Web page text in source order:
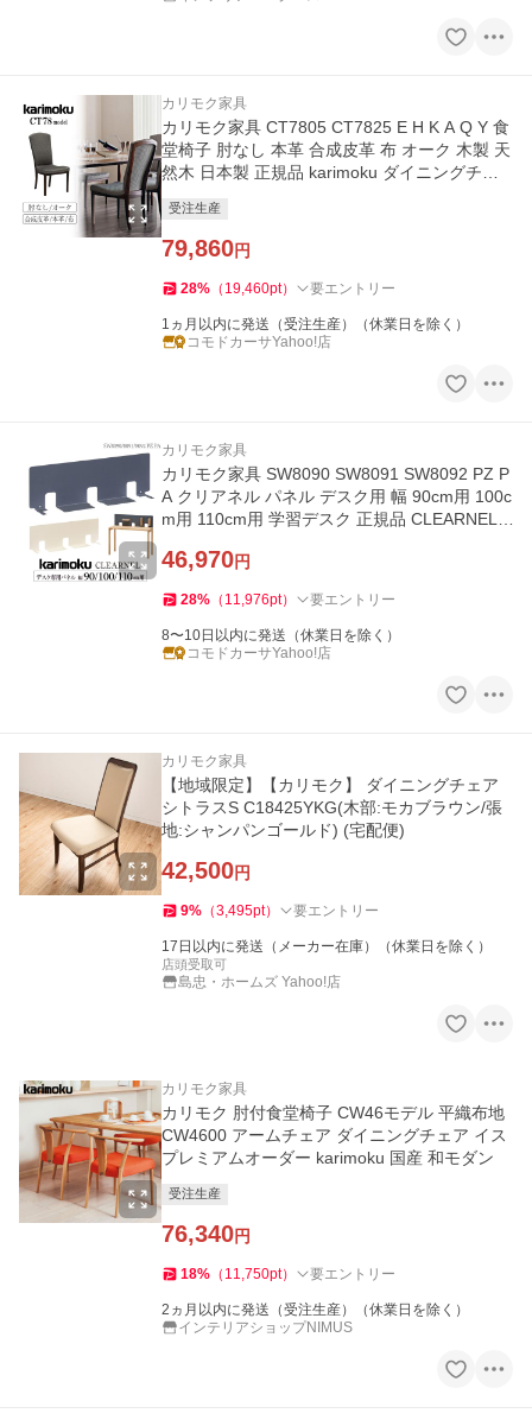
カリモク家具
カリモク家具 CT7805 CT7825 E H K A Q Y 食
堂椅子 肘なし 本革 合成皮革 布 オーク 木製 天
然木 日本製 正規品 karimoku ダイニングチェ
受注生産
79,860円
28% （ 19,460pt） 要エントリー
1ヵ月以内に発送（受注生産）（休業日を除く）
コモドカーサYahoo!店
カリモク家具
カリモク家具 SW8090 SW8091 SW8092 PZ P
A クリアネル パネル デスク用 幅 90cm用 100c
m用 110cm用 学習デスク 正規品 CLEARNEL k
46,970円
28% （ 11,976pt） 要エントリー
8〜10日以内に発送（休業日を除く）
コモドカーサYahoo!店
カリモク家具
【地域限定】【カリモク】 ダイニングチェア
シトラスS C18425YKG(木部:モカブラウン/張
地:シャンパンゴールド) (宅配便)
42,500円
9% （3,495pt） 要エントリー
17日以内に発送（メーカー在庫）（休業日を除く）
店頭受取可
島忠・ホームズ Yahoo!店
カリモク家具
カリモク 肘付食堂椅子 CW46モデル 平織布地
CW4600 アームチェア ダイニングチェア イス
プレミアムオーダー karimoku 国産 和モダン
受注生産
76,340円
18% （ 11,750pt） 要エントリー
2ヵ月以内に発送（受注生産）（休業日を除く）
インテリアショップNIMUS